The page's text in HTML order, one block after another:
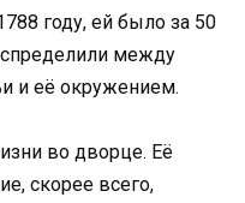
году, ей было за 50
между
и её окружением.
во дворце. Её
скорее всего,